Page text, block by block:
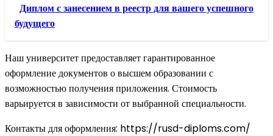
Диплом с занесением в реестр для вашего успешного
будущего
Наш университет предоставляет гарантированное
оформление документов о высшем образовании с
возможностью получения приложения. Стоимость
варьируется в зависимости от выбранной специальности.
Контакты для оформления: https://rusd-diploms.com/